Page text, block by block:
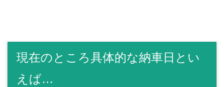
現在のところ具体的な納車日とい
えば…